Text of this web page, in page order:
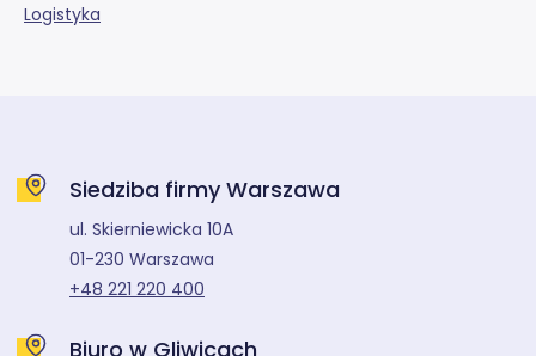
Logistyka
Siedziba firmy Warszawa
ul. Skierniewicka 10A
01-230 Warszawa
+48 221 220 400
Biuro w Gliwicach